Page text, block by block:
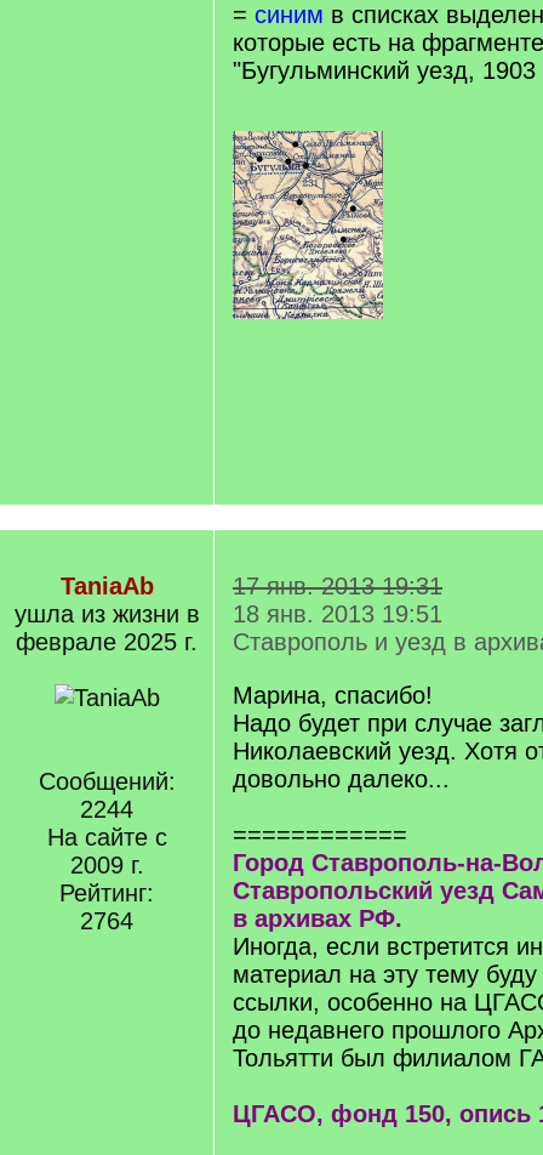
= синим в списках
которые есть на
"Бугульминский уезд, 1903
TaniaAb
ушла из жизни в
феврале 2025 г.
Сообщений:
2244
На сайте с
2009 г.
Рейтинг:
2764
17 янв. 2013 19:31
18 янв. 2013 19:51
Ставрополь и уезд в
Марина, спасибо!
Надо будет при случае
Николаевский уезд. Хотя
довольно далеко...
============
Город Ставрополь-на-
Ставропольский уезд
в архивах РФ.
Иногда, если встретится
материал на эту тему
ссылки, особенно на
до недавнего прошлого
Тольятти был филиалом
ЦГАСО, фонд 150, опись